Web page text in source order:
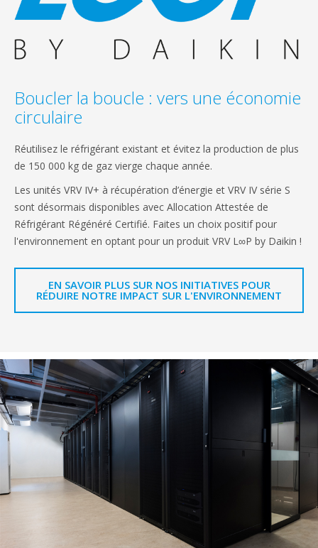
Boucler la boucle : vers une économie
circulaire
Réutilisez le réfrigérant existant et évitez la production de plus
de 150 000 kg de gaz vierge chaque année.
Les unités VRV IV+ à récupération d’énergie et VRV IV série S
sont désormais disponibles avec Allocation Attestée de
Réfrigérant Régénéré Certifié. Faites un choix positif pour
l'environnement en optant pour un produit VRV L∞P by Daikin !
EN SAVOIR PLUS SUR NOS INITIATIVES POUR
RÉDUIRE NOTRE IMPACT SUR L'ENVIRONNEMENT